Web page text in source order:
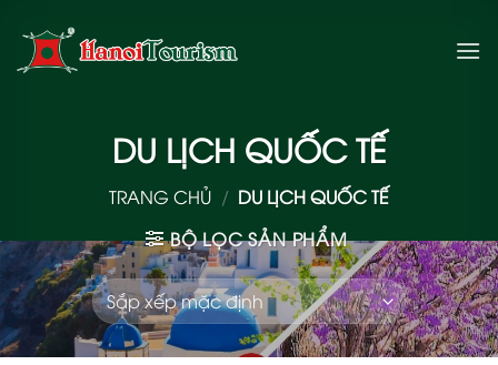
qua
DU LỊCH QUỐC TẾ
TRANG CHỦ / DU LỊCH QUỐC TẾ
BỘ LỌC SẢN PHẨM